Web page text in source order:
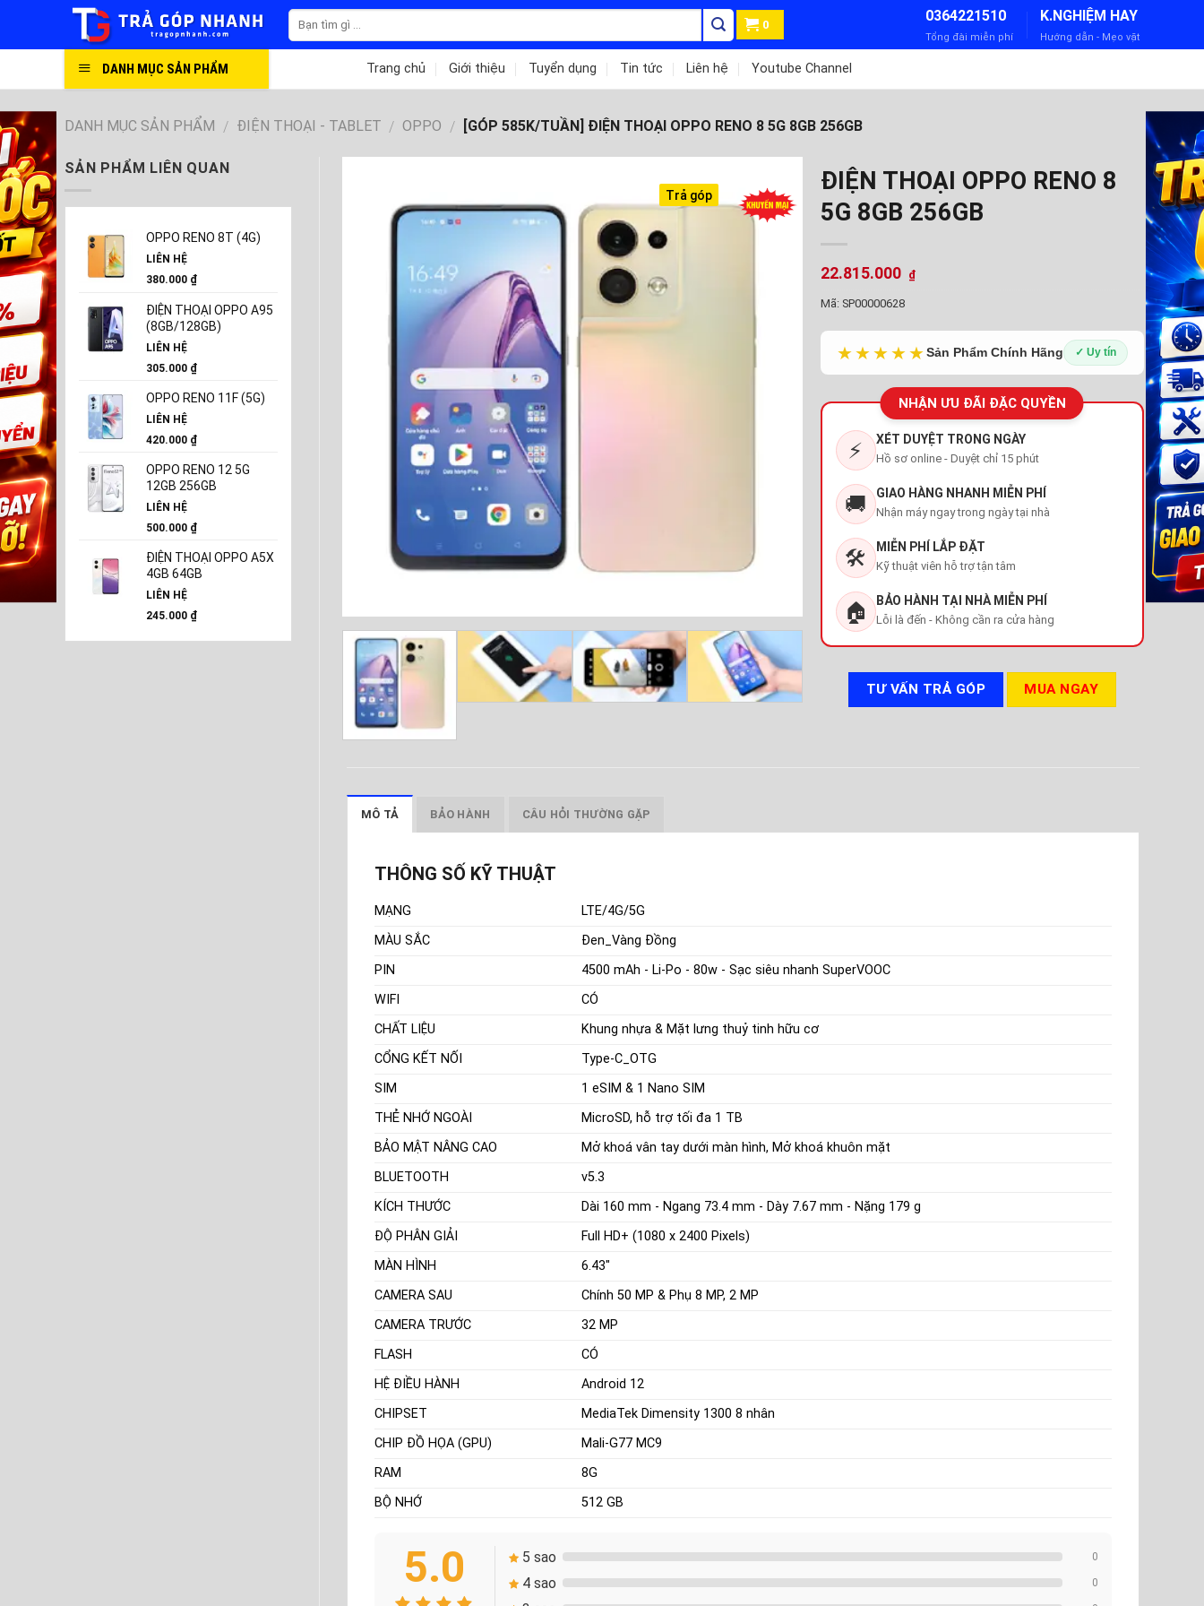
0
0364221510
Tổng đài miễn phí
K.NGHIỆM HAY
Hướng dẫn - Mẹo vặt
DANH MỤC SẢN PHẨM Trang chủ Giới thiệu Tuyển dụng Tin tức Liên hệ Youtube Channel
DANH MỤC SẢN PHẨM / ĐIỆN THOẠI - TABLET / OPPO / [GÓP 585K/TUẦN] ĐIỆN THOẠI OPPO RENO 8 5G 8GB 256GB
Trả góp
ĐIỆN THOẠI OPPO RENO 8
5G 8GB 256GB
22.815.000 ₫
Mã: SP00000628
★★★★★Sản Phẩm Chính Hãng ✓ Uy tín
NHẬN ƯU ĐÃI ĐẶC QUYỀN
⚡ XÉT DUYỆT TRONG NGÀY
Hồ sơ online - Duyệt chỉ 15 phút
🚚 GIAO HÀNG NHANH MIỄN PHÍ
Nhận máy ngay trong ngày tại nhà
🛠️ MIỄN PHÍ LẮP ĐẶT
Kỹ thuật viên hỗ trợ tận tâm
🏠 BẢO HÀNH TẠI NHÀ MIỄN PHÍ
Lỗi là đến - Không cần ra cửa hàng
TƯ VẤN TRẢ GÓP MUA NGAY
MÔ TẢ BẢO HÀNH CÂU HỎI THƯỜNG GẶP
THÔNG SỐ KỸ THUẬT
MẠNG
LTE/4G/5G
MÀU SẮC
Đen_Vàng Đồng
PIN
4500 mAh - Li-Po - 80w - Sạc siêu nhanh SuperVOOC
WIFI
CÓ
CHẤT LIỆU
Khung nhựa & Mặt lưng thuỷ tinh hữu cơ
CỔNG KẾT NỐI
Type-C_OTG
SIM
1 eSIM & 1 Nano SIM
THẺ NHỚ NGOÀI
MicroSD, hỗ trợ tối đa 1 TB
BẢO MẬT NÂNG CAO
Mở khoá vân tay dưới màn hình, Mở khoá khuôn mặt
BLUETOOTH
v5.3
KÍCH THƯỚC
Dài 160 mm - Ngang 73.4 mm - Dày 7.67 mm - Nặng 179 g
ĐỘ PHÂN GIẢI
Full HD+ (1080 x 2400 Pixels)
MÀN HÌNH
6.43"
CAMERA SAU
Chính 50 MP & Phụ 8 MP, 2 MP
CAMERA TRƯỚC
32 MP
FLASH
CÓ
HỆ ĐIỀU HÀNH
Android 12
CHIPSET
MediaTek Dimensity 1300 8 nhân
CHIP ĐỒ HỌA (GPU)
Mali-G77 MC9
RAM
8G
BỘ NHỚ
512 GB
5.0 5 sao 0
4 sao 0
SẢN PHẨM LIÊN QUAN
OPPO RENO 8T (4G)
LIÊN HỆ
380.000 ₫
ĐIỆN THOẠI OPPO A95
(8GB/128GB)
LIÊN HỆ
305.000 ₫
OPPO RENO 11F (5G)
LIÊN HỆ
420.000 ₫
OPPO RENO 12 5G
12GB 256GB
LIÊN HỆ
500.000 ₫
ĐIỆN THOẠI OPPO A5X
4GB 64GB
LIÊN HỆ
245.000 ₫